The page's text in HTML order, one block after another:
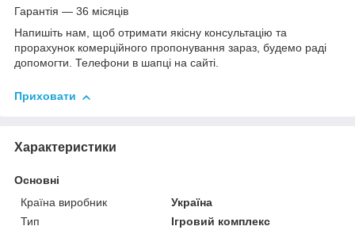
Гарантія — 36 місяців
Напишіть нам, щоб отримати якісну консультацію та
прорахунок комерційного пропонування зараз, будемо раді
допомогти. Телефони в шапці на сайті.
Приховати
Характеристики
Основні
Країна виробник
Україна
Тип
Ігровий комплекс